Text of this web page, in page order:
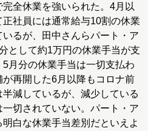
完全休業を強いられた。4月以
正社員には通常給与10割の休業
るが、田中さんらパート・ア
として約1万円の休業手当が支
月分の休業手当は一切支払わ
再開した6月以降もコロナ前
減しているが、減少している
一切されていない。パート・ア
白な休業手当差別だといえよ